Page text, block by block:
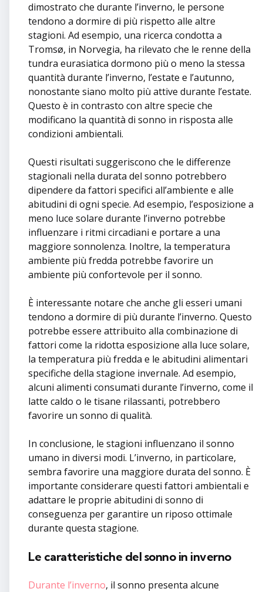
dimostrato che durante l’inverno, le persone
tendono a dormire di più rispetto alle altre
stagioni. Ad esempio, una ricerca condotta a
Tromsø, in Norvegia, ha rilevato che le renne della
tundra eurasiatica dormono più o meno la stessa
quantità durante l’inverno, l’estate e l’autunno,
nonostante siano molto più attive durante l’estate.
Questo è in contrasto con altre specie che
modificano la quantità di sonno in risposta alle
condizioni ambientali.
Questi risultati suggeriscono che le differenze
stagionali nella durata del sonno potrebbero
dipendere da fattori specifici all’ambiente e alle
abitudini di ogni specie. Ad esempio, l’esposizione a
meno luce solare durante l’inverno potrebbe
influenzare i ritmi circadiani e portare a una
maggiore sonnolenza. Inoltre, la temperatura
ambiente più fredda potrebbe favorire un
ambiente più confortevole per il sonno.
È interessante notare che anche gli esseri umani
tendono a dormire di più durante l’inverno. Questo
potrebbe essere attribuito alla combinazione di
fattori come la ridotta esposizione alla luce solare,
la temperatura più fredda e le abitudini alimentari
specifiche della stagione invernale. Ad esempio,
alcuni alimenti consumati durante l’inverno, come il
latte caldo o le tisane rilassanti, potrebbero
favorire un sonno di qualità.
In conclusione, le stagioni influenzano il sonno
umano in diversi modi. L’inverno, in particolare,
sembra favorire una maggiore durata del sonno. È
importante considerare questi fattori ambientali e
adattare le proprie abitudini di sonno di
conseguenza per garantire un riposo ottimale
durante questa stagione.
Le caratteristiche del sonno in inverno
Durante l’inverno, il sonno presenta alcune